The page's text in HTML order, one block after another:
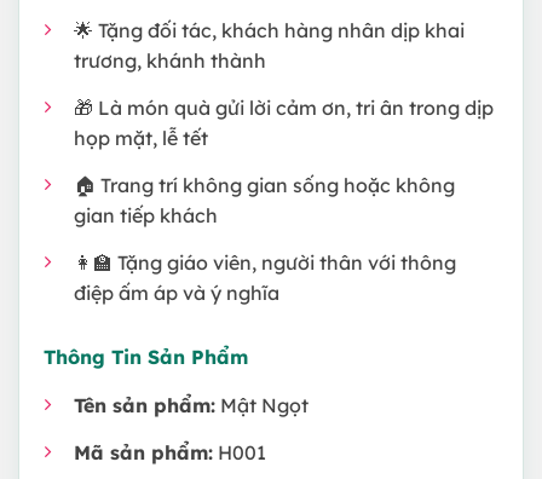
🌟 Tặng đối tác, khách hàng nhân dịp khai
trương, khánh thành
🎁 Là món quà gửi lời cảm ơn, tri ân trong dịp
họp mặt, lễ tết
🏠 Trang trí không gian sống hoặc không
gian tiếp khách
👩‍🏫 Tặng giáo viên, người thân với thông
điệp ấm áp và ý nghĩa
Thông Tin Sản Phẩm
Tên sản phẩm: Mật Ngọt
Mã sản phẩm: H001